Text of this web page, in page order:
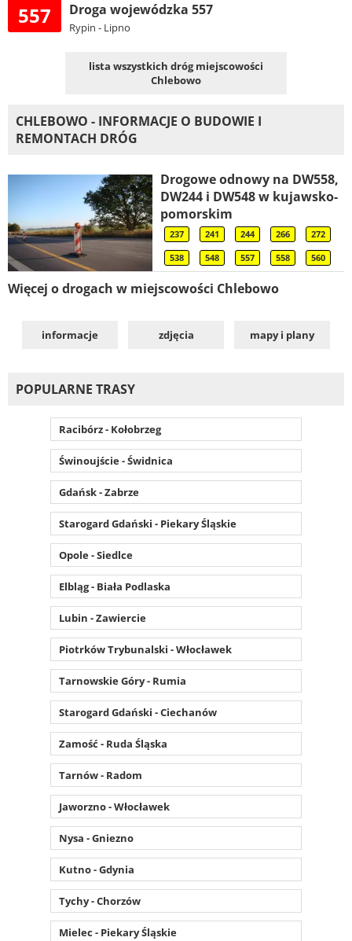
557 Droga wojewódzka 557
Rypin - Lipno
lista wszystkich dróg miejscowości
Chlebowo
CHLEBOWO - INFORMACJE O BUDOWIE I
REMONTACH DRÓG
Drogowe odnowy na DW558,
DW244 i DW548 w kujawsko-
pomorskim
237 241 244 266 272
538 548 557 558 560
Więcej o drogach w miejscowości Chlebowo
informacje zdjęcia mapy i plany
POPULARNE TRASY
Racibórz - Kołobrzeg
Świnoujście - Świdnica
Gdańsk - Zabrze
Starogard Gdański - Piekary Śląskie
Opole - Siedlce
Elbląg - Biała Podlaska
Lubin - Zawiercie
Piotrków Trybunalski - Włocławek
Tarnowskie Góry - Rumia
Starogard Gdański - Ciechanów
Zamość - Ruda Śląska
Tarnów - Radom
Jaworzno - Włocławek
Nysa - Gniezno
Kutno - Gdynia
Tychy - Chorzów
Mielec - Piekary Śląskie